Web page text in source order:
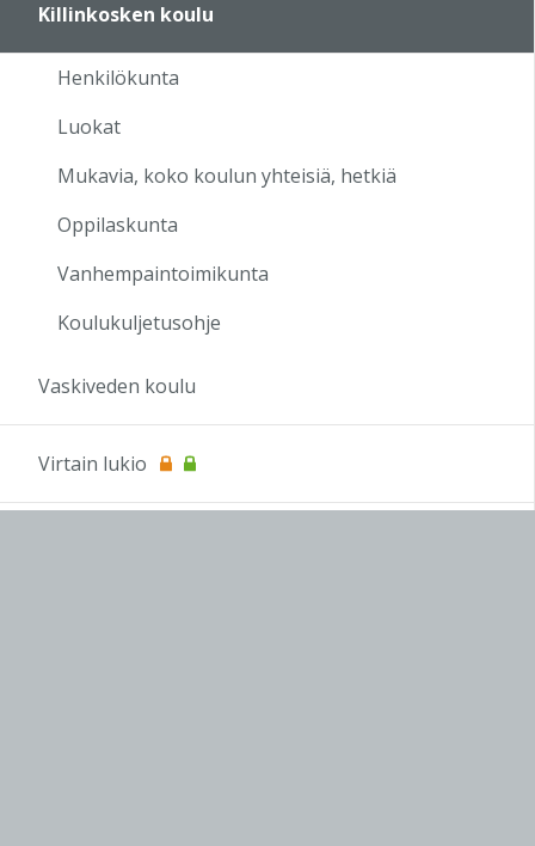
20:00
22:00
Killinkosken koulu
Henkilökunta
Luokat
Mukavia, koko koulun yhteisiä, hetkiä
Oppilaskunta
Vanhempaintoimikunta
Koulukuljetusohje
Vaskiveden koulu
Virtain lukio